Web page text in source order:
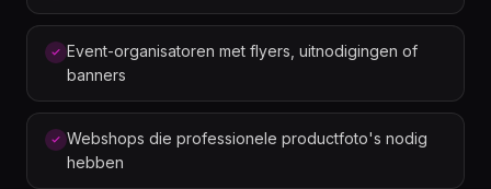
Event-organisatoren met flyers, uitnodigingen of
banners
Webshops die professionele productfoto's nodig
hebben